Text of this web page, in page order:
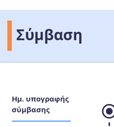
Σύμβαση
Ημ. υπογραφής
σύμβασης